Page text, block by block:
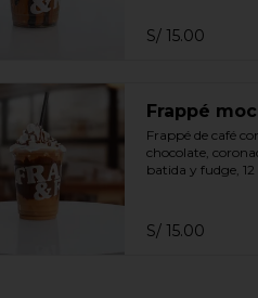
S/ 15.00
Frappé
Frappé de café
chocolate,
batida y fudge, 12
S/ 15.00